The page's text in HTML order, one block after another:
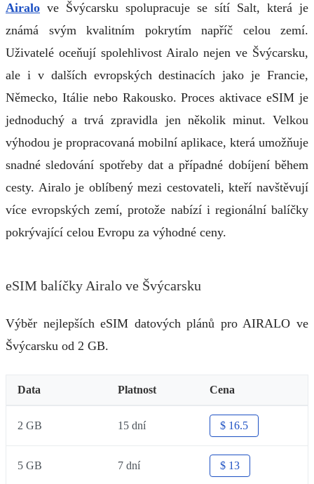
Airalo ve Švýcarsku spolupracuje se sítí Salt, která je
známá svým kvalitním pokrytím napříč celou zemí.
Uživatelé oceňují spolehlivost Airalo nejen ve Švýcarsku,
ale i v dalších evropských destinacích jako je Francie,
Německo, Itálie nebo Rakousko. Proces aktivace eSIM je
jednoduchý a trvá zpravidla jen několik minut. Velkou
výhodou je propracovaná mobilní aplikace, která umožňuje
snadné sledování spotřeby dat a případné dobíjení během
cesty. Airalo je oblíbený mezi cestovateli, kteří navštěvují
více evropských zemí, protože nabízí i regionální balíčky
pokrývající celou Evropu za výhodné ceny.
eSIM balíčky Airalo ve Švýcarsku
Výběr nejlepších eSIM datových plánů pro AIRALO ve
Švýcarsku od 2 GB.
Data Platnost Cena
2 GB 15 dní $ 16.5
5 GB 7 dní $ 13